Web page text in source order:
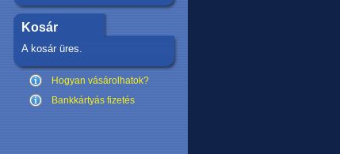
Kosár
A kosár üres.
Hogyan vásárolhatok?
Bankkártyás fizetés